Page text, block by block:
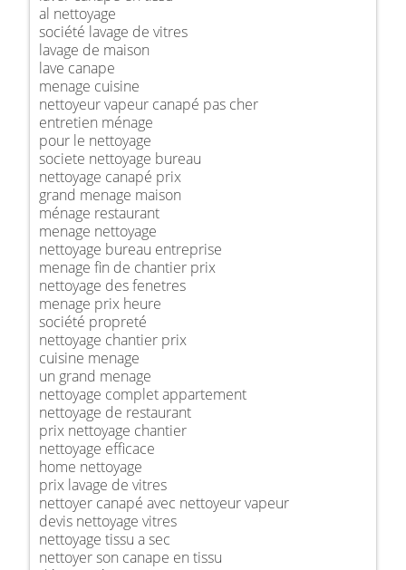
al nettoyage
société lavage de vitres
lavage de maison
lave canape
menage cuisine
nettoyeur vapeur canapé pas cher
entretien ménage
pour le nettoyage
societe nettoyage bureau
nettoyage canapé prix
grand menage maison
ménage restaurant
menage nettoyage
nettoyage bureau entreprise
menage fin de chantier prix
nettoyage des fenetres
menage prix heure
société propreté
nettoyage chantier prix
cuisine menage
un grand menage
nettoyage complet appartement
nettoyage de restaurant
prix nettoyage chantier
nettoyage efficace
home nettoyage
prix lavage de vitres
nettoyer canapé avec nettoyeur vapeur
devis nettoyage vitres
nettoyage tissu a sec
nettoyer son canape en tissu